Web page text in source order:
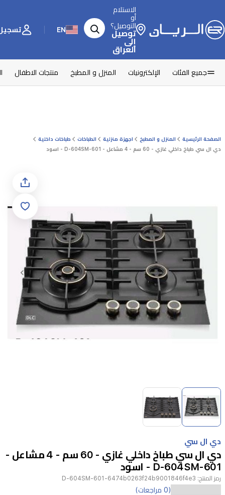
الاستلام
أو
التوصيل؟
توصيل
إلى
العراق
EN تسجيل
جميع الفئات الإلكترونيات المنزل و المطبخ منتجات الاطفال
الصفحة الرئيسية المنزل و المطبخ اجهزة منزلية الطباخات
طباخات داخلية
دي ال سي طباخ داخلي غازي - 60 سم - 4 مشاعل - D-604SM-601 - اسود
Item
of
2
1
of
2
دي ال سي
دي ال سي طباخ داخلي غازي - 60 سم - 4 مشاعل -
D-604SM-601 - اسود
رمز المنتج: D-604SM-601-6474b0263f24b9001846f4e3
(0 مراجعات)